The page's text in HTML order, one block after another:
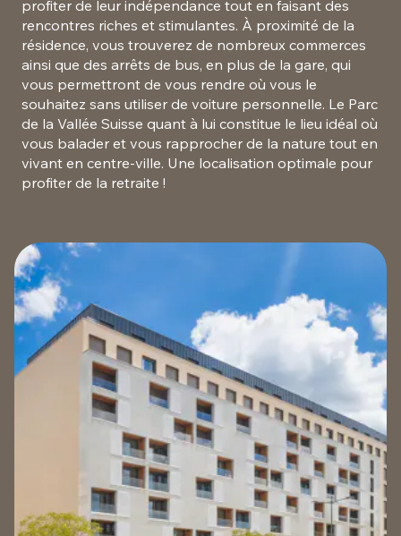
profiter de leur indépendance tout en faisant des
rencontres riches et stimulantes. À proximité de la
résidence, vous trouverez de nombreux commerces
ainsi que des arrêts de bus, en plus de la gare, qui
vous permettront de vous rendre où vous le
souhaitez sans utiliser de voiture personnelle. Le Parc
de la Vallée Suisse quant à lui constitue le lieu idéal où
vous balader et vous rapprocher de la nature tout en
vivant en centre-ville. Une localisation optimale pour
profiter de la retraite !